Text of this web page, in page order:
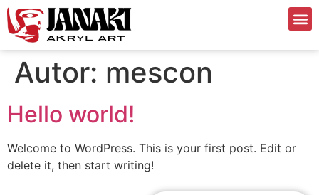
Autor: mescon
Hello world!
Welcome to WordPress. This is your first post. Edit or
delete it, then start writing!